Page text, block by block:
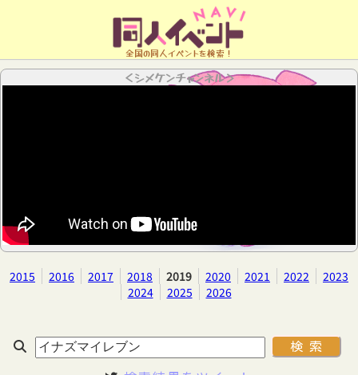
全国の同人イベントを検索！
＜シメケンチャンネル＞
2015 2016 2017 2018 2019 2020 2021 2022
2023
2024
2025 2026